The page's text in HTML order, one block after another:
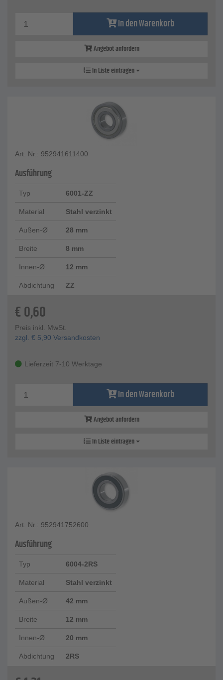
In den Warenkorb
Angebot anfordern
In Liste eintragen
Art. Nr.: 952941611400
Ausführung
Typ 6001-ZZ
Material Stahl verzinkt
Außen-Ø 28 mm
Breite 8 mm
Innen-Ø 12 mm
Abdichtung ZZ
€0,60
Preis inkl. MwSt.
zzgl. € 5,90 Versandkosten
Lieferzeit 7-10 Werktage
In den Warenkorb
Angebot anfordern
In Liste eintragen
Art. Nr.: 952941752600
Ausführung
Typ 6004-2RS
Material Stahl verzinkt
Außen-Ø 42 mm
Breite 12 mm
Innen-Ø 20 mm
Abdichtung 2RS